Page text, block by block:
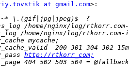
at gmail.com>:
http://rtkorr_com;